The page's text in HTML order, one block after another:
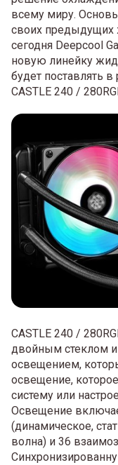
всему миру.
своих предыдущих
сегодня Deepcool
новую линейку
будет поставлять
CASTLE 240 /
CASTLE 240 /
двойным стеклом
освещением,
освещение,
систему или
Освещение
(динамическое,
волна) и 36